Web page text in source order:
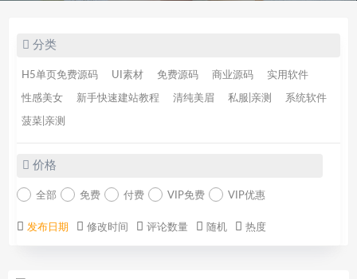
分类
H5单页免费源码 UI素材 免费源码 商业源码 实用软件
性感美女 新手快速建站教程 清纯美眉 私服|亲测 系统软件
菠菜|亲测
价格
全部 免费 付费 VIP免费 VIP优惠
发布日期 修改时间 评论数量 随机 热度